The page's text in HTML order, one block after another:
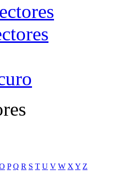
P Q R S T U V W XY Z